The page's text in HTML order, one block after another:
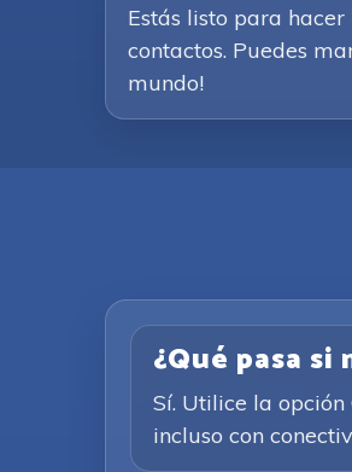
Estás listo para
contactos. Puedes
mundo!
¿Qué pasa
Sí. Utilice la
incluso con